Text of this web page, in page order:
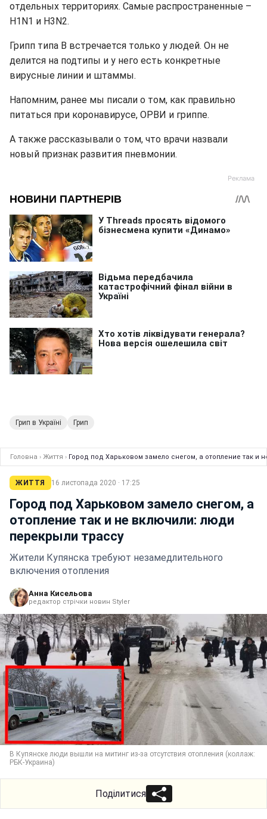
отдельных территориях. Самые распространенные –
H1N1 и H3N2.
Грипп типа В встречается только у людей. Он не
делится на подтипы и у него есть конкретные
вирусные линии и штаммы.
Напомним, ранее мы писали о том, как правильно
питаться при коронавирусе, ОРВИ и гриппе.
А также рассказывали о том, что врачи назвали
новый признак развития пневмонии.
Грип в Україні Грип
Головна › Життя › Город под Харьковом замело снегом, а отопление так и
ЖИТТЯ 16 листопада 2020 · 17:25
Город под Харьковом замело снегом, а
отопление так и не включили: люди
перекрыли трассу
Жители Купянска требуют незамедлительного
включения отопления
Анна Кисельова
редактор стрічки новин Styler
В Купянске люди вышли на митинг из-за отсутствия отопления (коллаж:
РБК-Украина)
Поділитися